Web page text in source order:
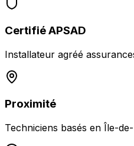
Certifié APSAD
Installateur agréé
Proximité
Techniciens basés en Île-